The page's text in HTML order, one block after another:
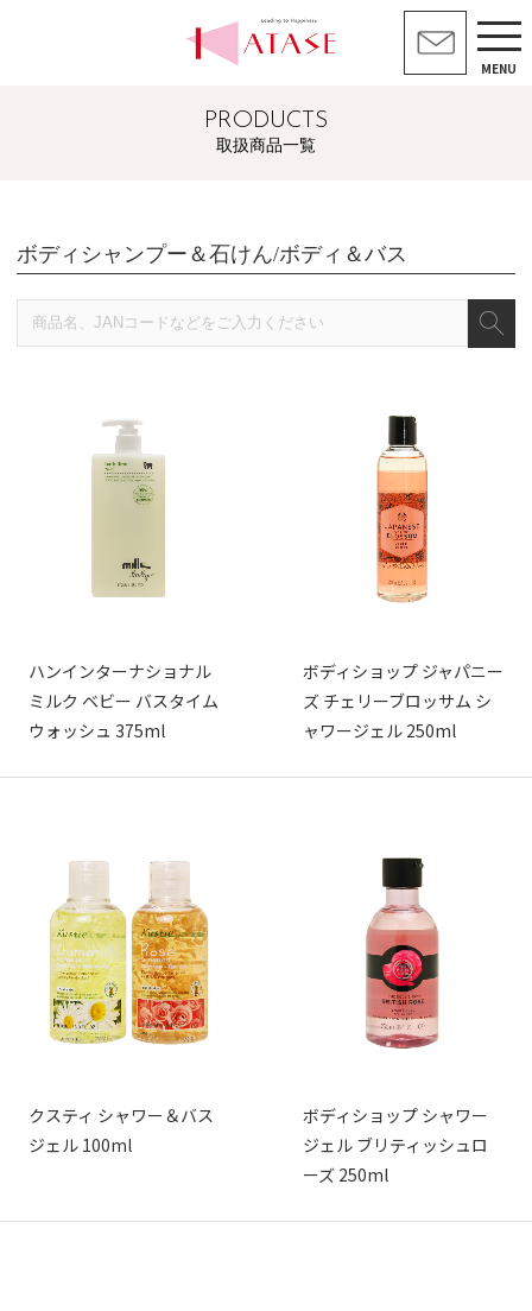
MENU
PRODUCTS
取扱商品一覧
ボディシャンプー＆石けん/ボディ＆バス
ハンインターナショナル
ミルク ベビー バスタイム
ウォッシュ 375ml
ボディショップ ジャパニー
ズ チェリーブロッサム シ
ャワージェル 250ml
クスティ シャワー＆バス
ジェル 100ml
ボディショップ シャワー
ジェル ブリティッシュロ
ーズ 250ml